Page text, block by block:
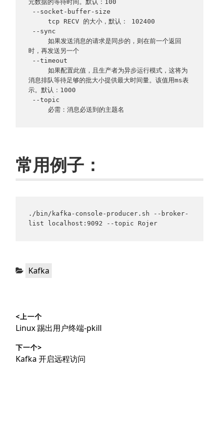
元数据的等待时间。默认：100
--socket-buffer-size
     tcp RECV 的大小，默认： 102400
时，再发送另一个
--timeout
消息排队等待足够的批大小提供最大时间量。该值用ms表
示。默认：1000
--topic
常用例子：
./bin/kafka-console-producer.sh --broker-
list localhost:9092 --topic Rojer
分
Kafka
章
导
航
<上一个
上
文
章：
Linux 踢出用户终端-pkill
下一个>
下
Kafka 开启远程访问